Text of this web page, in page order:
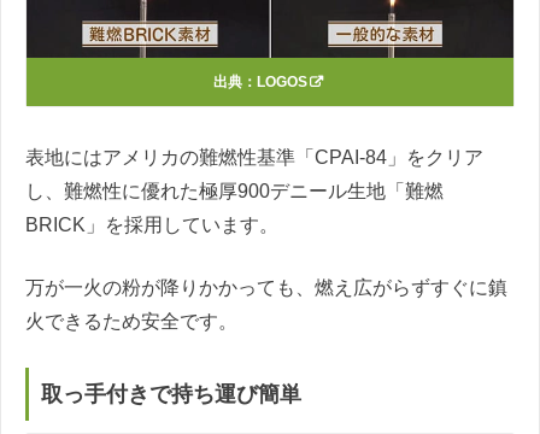
出典： LOGOS
表地にはアメリカの難燃性基準「CPAI-84」をクリア
し、難燃性に優れた極厚900デニール生地「難燃
BRICK」を採用しています。
万が一火の粉が降りかかっても、燃え広がらずすぐに鎮
火できるため安全です。
取っ手付きで持ち運び簡単